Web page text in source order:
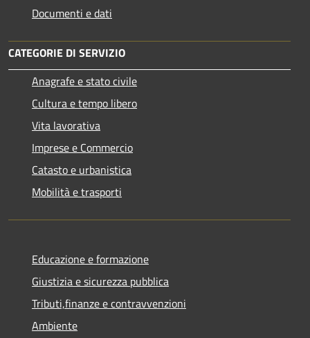
Documenti e dati
CATEGORIE DI SERVIZIO
Anagrafe e stato civile
Cultura e tempo libero
Vita lavorativa
Imprese e Commercio
Catasto e urbanistica
Mobilità e trasporti
Educazione e formazione
Giustizia e sicurezza pubblica
Tributi,finanze e contravvenzioni
Ambiente